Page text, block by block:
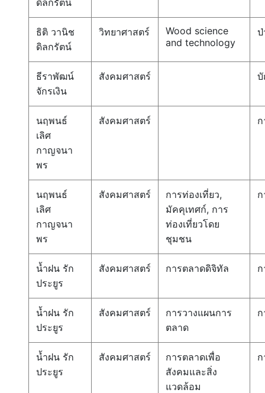
ดิลกรัตน์
ธิติ วานิช
ดิลกรัตน์
วิทยาศาสตร์
Wood science
and technology
ป่
ธีราพัฒน์
จักรเงิน
สังคมศาสตร์
นฤพนธ์
เลิศ
กาญจนา
พร
สังคมศาสตร์
นฤพนธ์
เลิศ
กาญจนา
พร
สังคมศาสตร์
การท่องเที่ยว,
มัคคุเทศก์, การ
ท่องเที่ยวโดย
ชุมชน
น้ำฝน รัก
ประยูร
สังคมศาสตร์ การตลาดดิจิทัล
น้ำฝน รัก
ประยูร
สังคมศาสตร์
การวางแผนการ
ตลาด
น้ำฝน รัก
ประยูร
สังคมศาสตร์
การตลาดเพื่อ
สังคมและสิ่ง
แวดล้อม